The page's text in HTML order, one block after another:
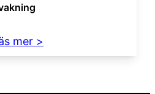
mer >
Batscan